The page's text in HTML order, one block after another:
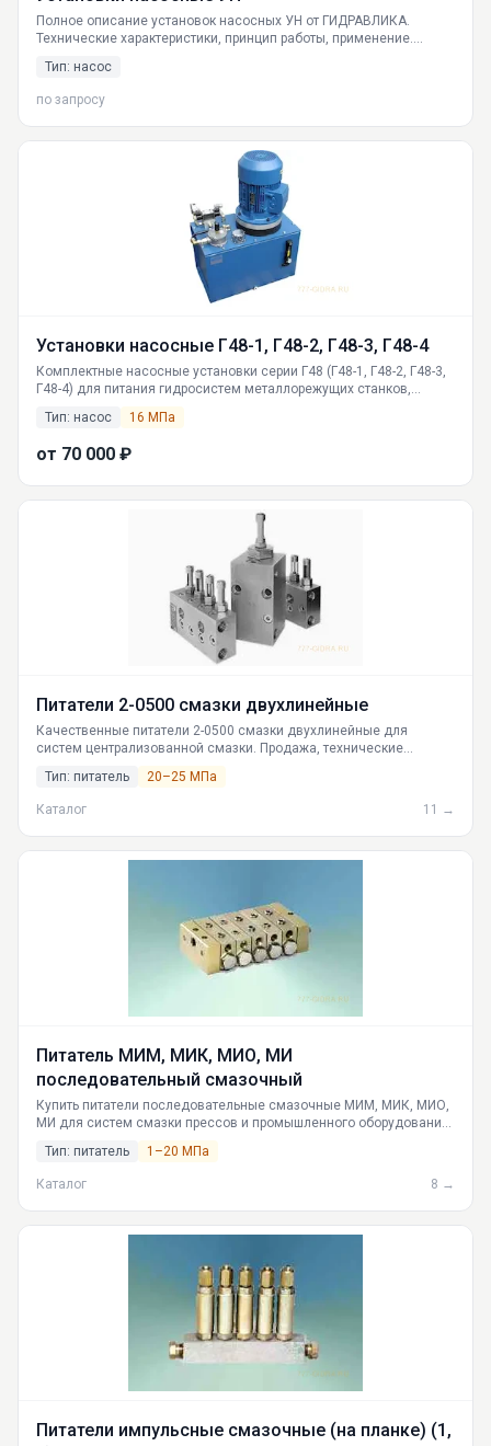
Полное описание установок насосных УН от ГИДРАВЛИКА.
Технические характеристики, принцип работы, применение.
Тип: насос
по запросу
Установки насосные Г48-1, Г48-2, Г48-3, Г48-4
Комплектные насосные установки серии Г48 (Г48-1, Г48-2, Г48-3,
Г48-4) для питания гидросистем металлорежущих станков,
охлаждение масла, защита от перегрузок. Поставки по всей
Тип: насос 16 МПа
от 70 000 ₽
Питатели 2-0500 смазки двухлинейные
Качественные питатели 2-0500 смазки двухлинейные для
систем централизованной смазки. Продажа, технические
по всей России.
Тип: питатель 20–25 МПа
Каталог 11 →
Питатель МИМ, МИК, МИО, МИ
последовательный смазочный
Купить питатели последовательные смазочные МИМ, МИК, МИО,
МИ для систем смазки прессов и промышленного оборудования.
описание работы, области применения. Доставка по всей
России: Москва, Санкт-Петербург, Екатеринбург, Новосибирск.
Российское производство.
Тип: питатель 1–20 МПа
Каталог 8 →
Питатели импульсные смазочные (на планке) (1,